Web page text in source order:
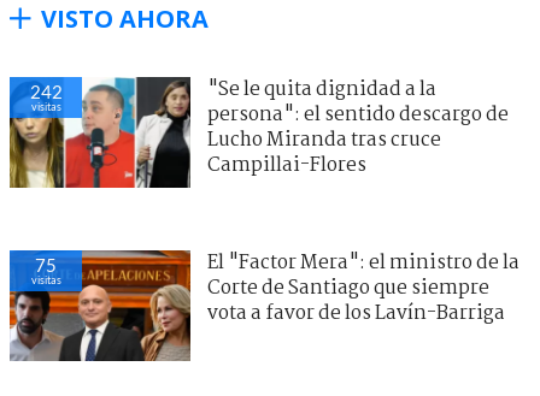
VISTO AHORA
242
visitas
"Se le quita dignidad a la
persona": el sentido descargo de
Lucho Miranda tras cruce
Campillai-Flores
75
visitas
El "Factor Mera": el ministro de la
Corte de Santiago que siempre
vota a favor de los Lavín-Barriga